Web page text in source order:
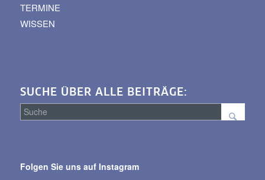
TERMINE
WISSEN
SUCHE ÜBER ALLE BEITRÄGE:
alle
Folgen Sie uns auf Instagram